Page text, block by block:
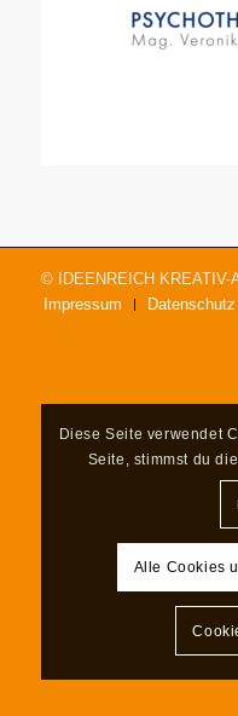
© IDEENREICH KREATIV-
Impressum
Datenschutz
Diese Seite verwendet
Seite, stimmst du
Alle Cookies